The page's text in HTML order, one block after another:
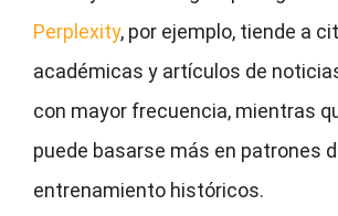
Perplexity, por ejemplo, tiende a
académicas y artículos de
con mayor frecuencia, mientras
puede basarse más en patrones
entrenamiento históricos.